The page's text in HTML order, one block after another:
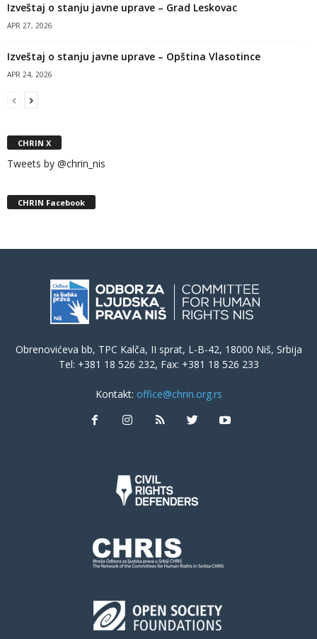
Izveštaj o stanju javne uprave – Grad Leskovac
APR 27, 2026
Izveštaj o stanju javne uprave – Opština Vlasotince
APR 24, 2026
CHRIN X
Tweets by @chrin_nis
CHRIN Facebook
Obrenovićeva bb, TPC Kalča, II sprat, L-B-42, 18000 Niš, Srbija
Tel: +381 18 526 232, Fax: +381 18 526 233
Kontakt: office@chrin.org.rs